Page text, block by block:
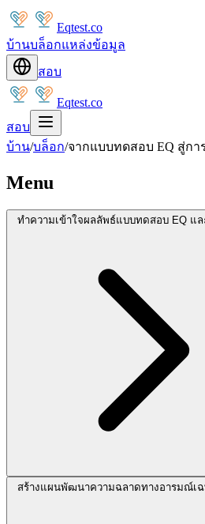
Eqtest.co
บ้านบล็อกแหล่งข้อมูล
สอบ
Eqtest.co
สอบ
บ้าน/บล็อก/จากแบบทดสอบ EQ สู่ก
Menu
ทำความเข้าใจผลลัพธ์แบบทดสอบ EQ แ
สร้างแผนพัฒนาความฉลาดทางอารมณ์เ